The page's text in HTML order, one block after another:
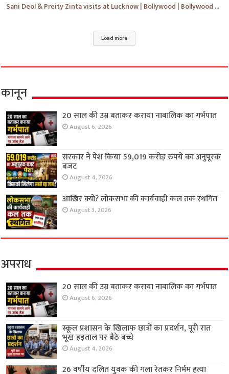
Sani Deol & Preity Zinta visits at Lucknow | Bollywood | Bollywood News | #bollywood #shorts #yt
Load more
कानून
20 साल की उम्र बताकर कराया नाबालिक का गर्भपात
August 6, 2026
सरकार ने पेश किया 59,019 करोड़ रुपये का अनुपूरक
बजट
August 4, 2026
आखिर क्यों? लोकसभा की कार्यवाही कल तक स्थगित
August 3, 2026
अपराध
20 साल की उम्र बताकर कराया नाबालिक का गर्भपात
August 6, 2026
स्कूल प्रशासन के खिलाफ छात्रों का प्रदर्शन, पूरी रात
भूख हड़ताल पर बैठे बच्चे
August 4, 2026
26 वर्षीय दलित युवक की गला रेतकर निर्मम हत्या